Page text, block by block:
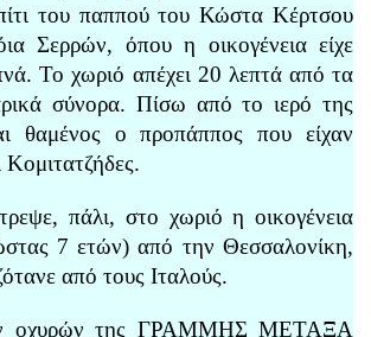
του παππού του Κώστα Κέρτσου
Σερρών, όπου η οικογένεια είχε
Το χωριό απέχει 20 λεπτά από τα
σύνορα. Πίσω από το ιερό της
θαμένος ο προπάππος που είχαν
πάλι, στο χωριό η οικογένεια
7 ετών) από την Θεσσαλονίκη,
από τους Ιταλούς.
οχυρών της ΓΡΑΜΜΗΣ ΜΕΤΑΞΑ